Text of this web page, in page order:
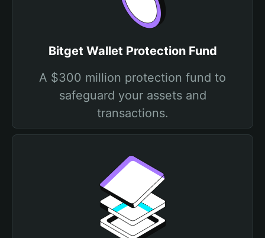
Bitget Wallet Protection Fund
A $300 million protection fund to
safeguard your assets and
transactions.